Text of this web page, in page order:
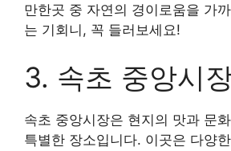
만한곳 중 자연의 경이로움을 가
는 기회니, 꼭 들러보세요!
3. 속초 중앙시
속초 중앙시장은 현지의 맛과 문
특별한 장소입니다. 이곳은 다양